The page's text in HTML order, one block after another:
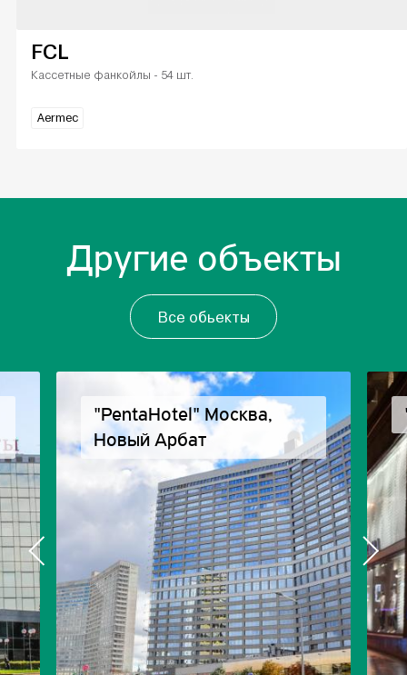
FCL
Кассетные фанкойлы - 54 шт.
Aermec
Другие объекты
Все обьекты
"PentaHotel" Москва,
Новый Арбат